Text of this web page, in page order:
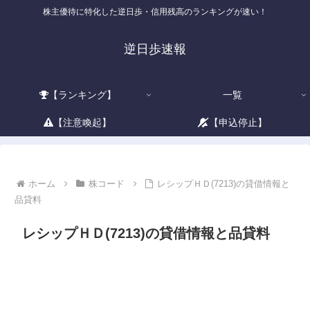
株主優待に特化した逆日歩・信用残高のランキングが速い！
逆日歩速報
【ランキング】 一覧
【注意喚起】 【申込停止】
ホーム 株コード
レシップＨＤ(7213)の貸借情報と
品貸料
レシップＨＤ(7213)の貸借情報と品貸料